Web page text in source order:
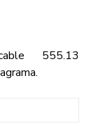
555.13